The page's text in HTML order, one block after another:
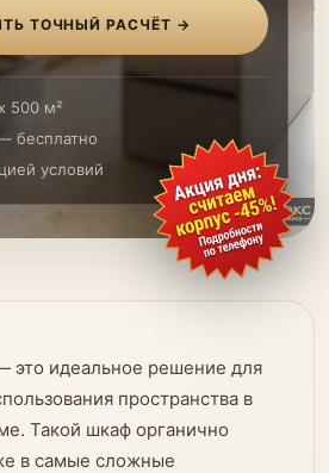
ТОЧНЫЙ РАСЧЁТ →
500 м²
бесплатно
условий
это идеальное решение для
пространства в
Такой шкаф органично
в самые сложные